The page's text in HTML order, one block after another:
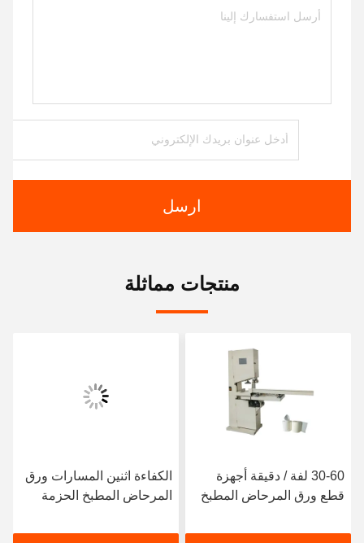
ارسل
منتجات مماثلة
30-60 لفة / دقيقة أجهزة
قطع ورق المرحاض المطبخ
ورق الأنسجة
الكفاءة اثنين المسارات ورق
المرحاض المطبخ الحزمة
150cutts/min